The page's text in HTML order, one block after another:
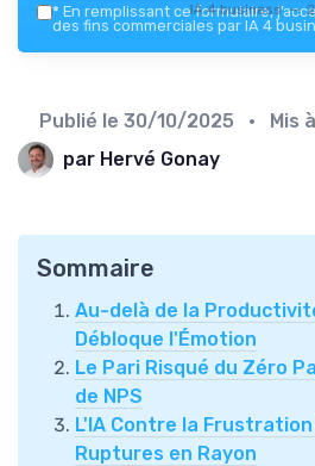
IA 4 business —
* En remplissant ce formulaire,
des fins commerciales par IA 4
Publié le 30/10/2025 • Mis
par Hervé Gonay
Sommaire
Au-delà de la
Débloque l'Émotion
Le Pari Risqué du Zéro
de NPS
L'IA Contre la
Ruptures en Rayon